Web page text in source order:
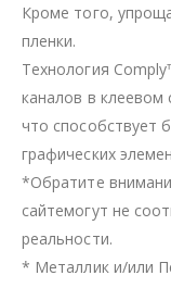
Кроме того,
пленки.
Технология
каналов в клеевом
что способствует
графических
*Обратите
сайтемогут не
реальности.
* Металлик и/или